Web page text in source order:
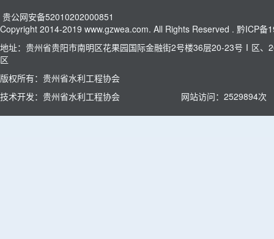
贵公网安备52010202000851
Copyright 2014-2019 www.gzwea.com. All Rights Reserved . 黔ICP备
地址：贵州省贵阳市南明区花果园国际金融街2号楼36层20-23号Ⅰ区
区
版权所有：贵州省水利工程协会
技术开发：贵州省水利工程协会
网站访问： 2529894次